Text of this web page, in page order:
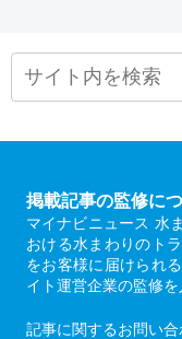
掲載記事の監修に
マイナビニュース 水
おける水まわりのト
をお客様に届けられ
イト運営企業の監修を
記事に関するお問い合